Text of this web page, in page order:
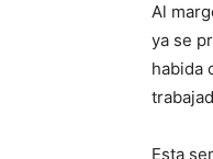
Al
ya se
habida
Esta